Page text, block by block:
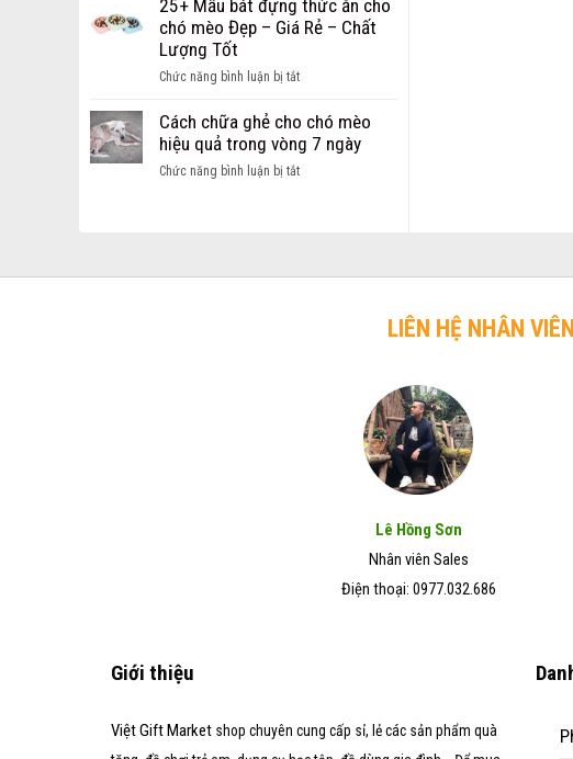
khởi
nghiệp
cho
chó
được
người
mua
nhất
vòng
chó
giống
chó
có
25+ Mẫu bát đựng thức ăn cho
chó mèo Đẹp – Giá Rẻ – Chất
Lượng Tốt
Chức năng bình luận bị tắtở
Mẫu
bát
thức
Cách chữa ghẻ cho chó mèo
hiệu quả trong vòng 7 ngày
Chức năng bình luận bị tắtở
chó
LIÊN HỆ NHÂN
Lê Hồng Sơn
Nhân viên Sales
Điện thoại: 0977.032.686
Giới thiệu
Việt Gift Marketshop chuyên cung cấp sỉ, lẻ các sản phẩm quà